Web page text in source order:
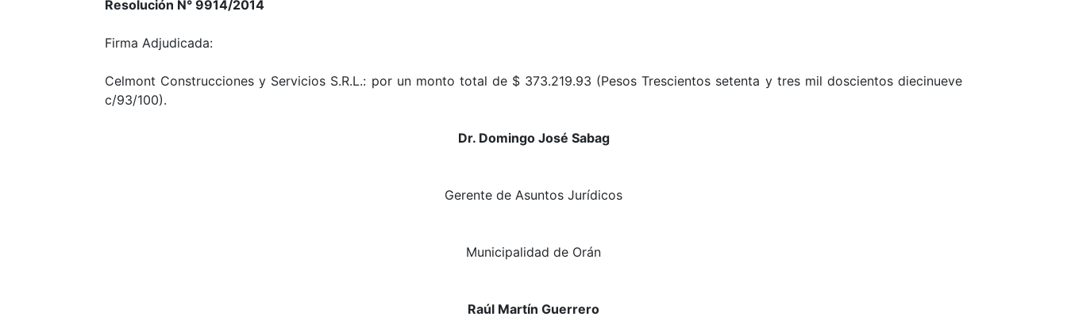
Resolución N° 9914/2014
Firma Adjudicada:
Celmont Construcciones y Servicios S.R.L.: por un monto total de $ 373.219.93 (Pesos Trescientos setenta y tres mil doscientos diecinueve
c/93/100).
Dr. Domingo José Sabag
Gerente de Asuntos Jurídicos
Municipalidad de Orán
Raúl Martín Guerrero